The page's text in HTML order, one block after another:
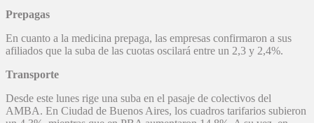
Prepagas
En cuanto a la medicina prepaga, las empresas confirmaron a sus
afiliados que la suba de las cuotas oscilará entre un 2,3 y 2,4%.
Transporte
Desde este lunes rige una suba en el pasaje de colectivos del
AMBA. En Ciudad de Buenos Aires, los cuadros tarifarios subieron